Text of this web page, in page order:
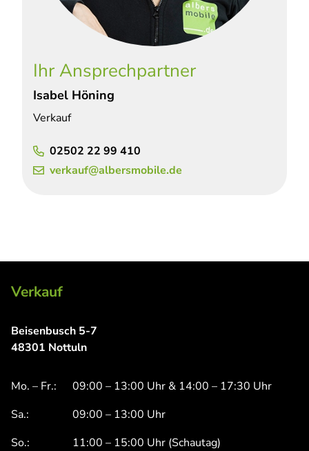
Ihr Ansprechpartner
Isabel Höning
Verkauf
02502 22 99 410
verkauf@albersmobile.de
Verkauf
Beisenbusch 5-7
48301 Nottuln
Mo. – Fr.:
09:00 – 13:00 Uhr & 14:00 – 17:30 Uhr
Sa.:
09:00 – 13:00 Uhr
So.:
11:00 – 15:00 Uhr (Schautag)